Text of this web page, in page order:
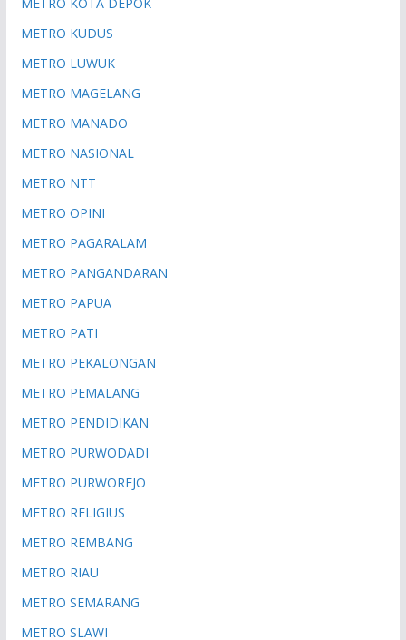
METRO KUDUS
METRO LUWUK
METRO MAGELANG
METRO MANADO
METRO NASIONAL
METRO NTT
METRO OPINI
METRO PAGARALAM
METRO PANGANDARAN
METRO PAPUA
METRO PATI
METRO PEKALONGAN
METRO PEMALANG
METRO PENDIDIKAN
METRO PURWODADI
METRO PURWOREJO
METRO RELIGIUS
METRO REMBANG
METRO RIAU
METRO SEMARANG
METRO SLAWI